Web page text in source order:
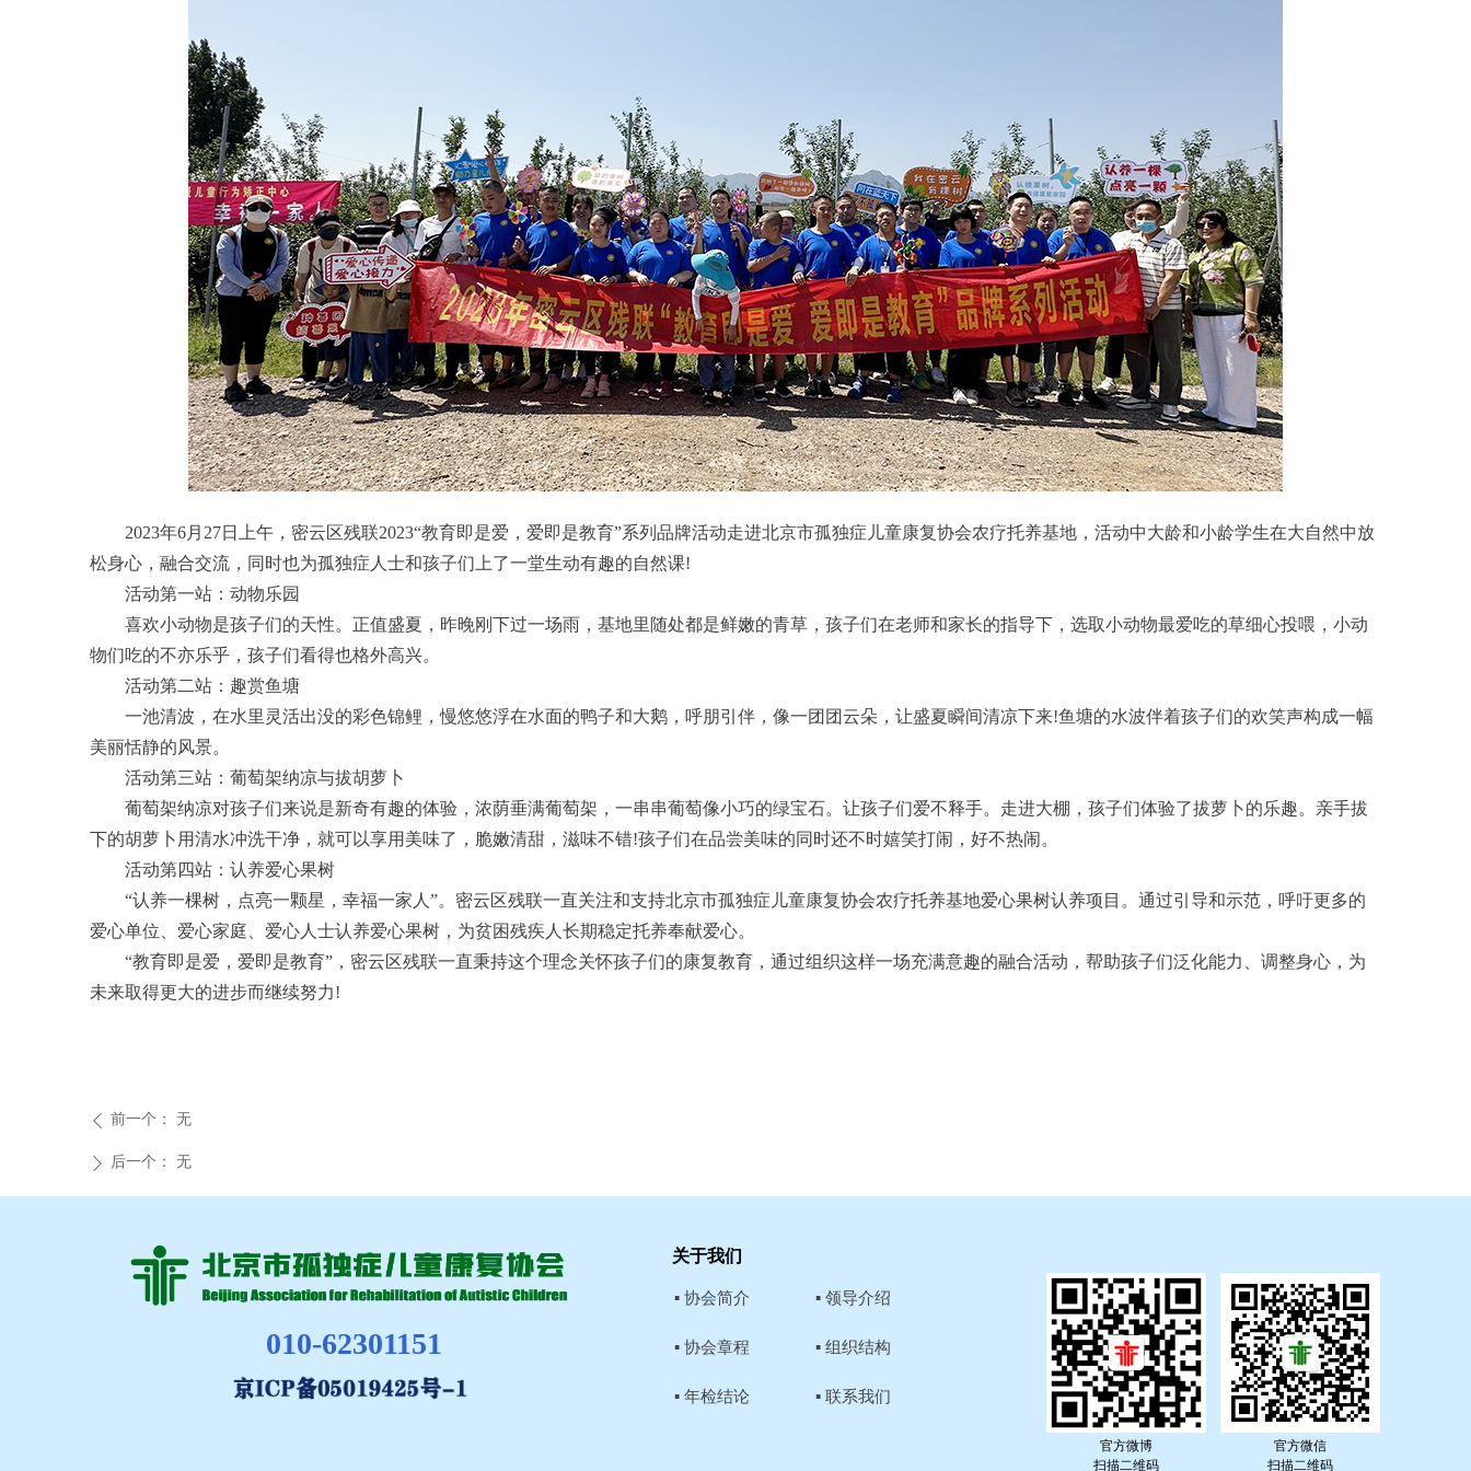
2023年6月27日上午，密云区残联2023“教育即是爱，爱即是教育”系列品牌活动走进北京市孤独症儿童康复协会农疗托养基地，活动中大龄和小龄学生在大自然中放
松身心，融合交流，同时也为孤独症人士和孩子们上了一堂生动有趣的自然课!
活动第一站：动物乐园
喜欢小动物是孩子们的天性。正值盛夏，昨晚刚下过一场雨，基地里随处都是鲜嫩的青草，孩子们在老师和家长的指导下，选取小动物最爱吃的草细心投喂，小动
物们吃的不亦乐乎，孩子们看得也格外高兴。
活动第二站：趣赏鱼塘
一池清波，在水里灵活出没的彩色锦鲤，慢悠悠浮在水面的鸭子和大鹅，呼朋引伴，像一团团云朵，让盛夏瞬间清凉下来!鱼塘的水波伴着孩子们的欢笑声构成一幅
美丽恬静的风景。
活动第三站：葡萄架纳凉与拔胡萝卜
葡萄架纳凉对孩子们来说是新奇有趣的体验，浓荫垂满葡萄架，一串串葡萄像小巧的绿宝石。让孩子们爱不释手。走进大棚，孩子们体验了拔萝卜的乐趣。亲手拔
下的胡萝卜用清水冲洗干净，就可以享用美味了，脆嫩清甜，滋味不错!孩子们在品尝美味的同时还不时嬉笑打闹，好不热闹。
活动第四站：认养爱心果树
“认养一棵树，点亮一颗星，幸福一家人”。密云区残联一直关注和支持北京市孤独症儿童康复协会农疗托养基地爱心果树认养项目。通过引导和示范，呼吁更多的
爱心单位、爱心家庭、爱心人士认养爱心果树，为贫困残疾人长期稳定托养奉献爱心。
“教育即是爱，爱即是教育”，密云区残联一直秉持这个理念关怀孩子们的康复教育，通过组织这样一场充满意趣的融合活动，帮助孩子们泛化能力、调整身心，为
未来取得更大的进步而继续努力!
ꄴ 前一个： 无
ꄲ 后一个： 无
010-62301151
关于我们
▪ 协会简介
▪ 协会章程
▪ 年检结论
▪ 领导介绍
▪ 组织结构
▪ 联系我们
官方微博
扫描二维码
官方微信
扫描二维码